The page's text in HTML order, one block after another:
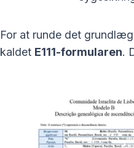
For at runde det
kaldet E111-formularen.